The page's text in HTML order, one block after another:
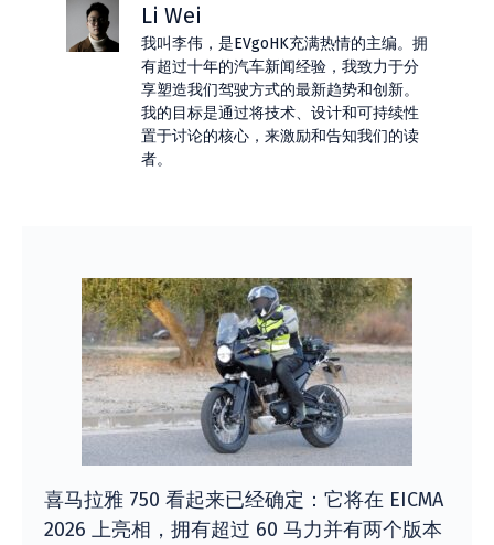
Li Wei
我叫李伟，是EVgoHK充满热情的主编。拥
有超过十年的汽车新闻经验，我致力于分
享塑造我们驾驶方式的最新趋势和创新。
我的目标是通过将技术、设计和可持续性
置于讨论的核心，来激励和告知我们的读
者。
喜马拉雅 750 看起来已经确定：它将在 EICMA
2026 上亮相，拥有超过 60 马力并有两个版本